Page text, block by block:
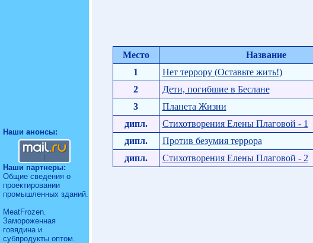
Наши анонсы:
Наши партнеры:
Общие сведения о
проектировании
промышленных зданий.
MeatFrozen.
Замороженная
говядина и
субпродукты оптом.
Место Название
1
Нет террору (Оставьте жить!)
2
Дети, погибшие в Беслане
3
Планета Жизни
дипл.
Стихотворения Елены Плаговой - 1
дипл.
Против безумия террора
дипл.
Стихотворения Елены Плаговой - 2